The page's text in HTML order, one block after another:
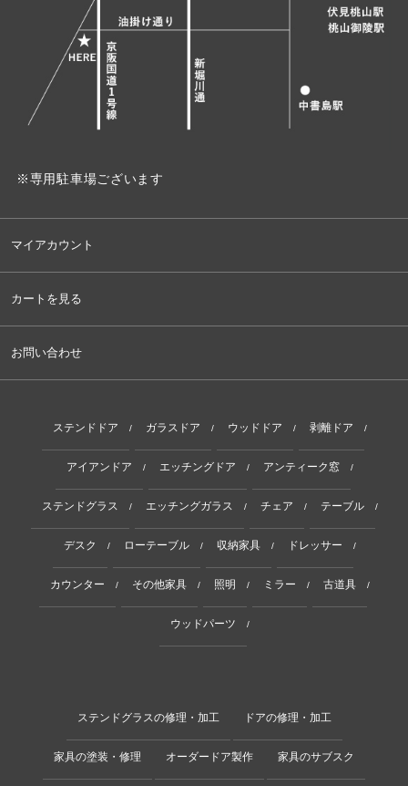
※専用駐車場ございます
マイアカウント
カートを見る
お問い合わせ
ステンドドア / ガラスドア / ウッドドア / 剥離ドア /
アイアンドア / エッチングドア / アンティーク窓 /
ステンドグラス / エッチングガラス / チェア / テーブル /
デスク / ローテーブル / 収納家具 / ドレッサー /
カウンター / その他家具 / 照明 / ミラー / 古道具 /
ウッドパーツ /
ステンドグラスの修理・加工 ドアの修理・加工
家具の塗装・修理 オーダードア製作 家具のサブスク